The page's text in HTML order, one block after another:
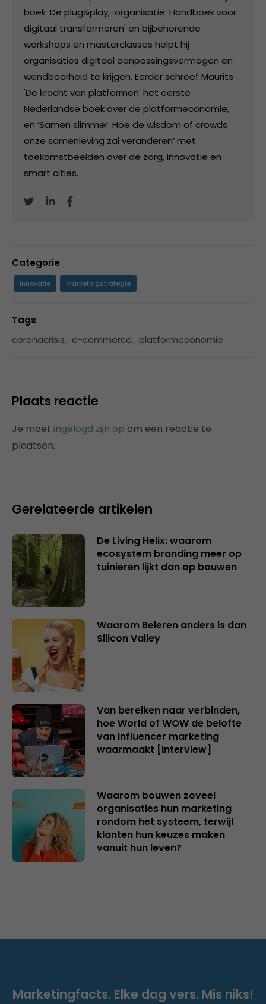
boek ‘De plug&play;-organisatie. Handboek voor
digitaal transformeren' en bijbehorende
workshops en masterclasses helpt hij
organisaties digitaal aanpassingsvermogen en
wendbaarheid te krijgen. Eerder schreef Maurits
'De kracht van platformen' het eerste
Nederlandse boek over de platformeconomie,
en ‘Samen slimmer. Hoe de wisdom of crowds
onze samenleving zal veranderen’ met
toekomstbeelden over de zorg, innovatie en
smart cities.
Categorie
Innovatie Marketingstrategie
Tags
coronacrisis, e-commerce, platformeconomie
Plaats reactie
Je moet ingelogd zijn op om een reactie te
plaatsen.
Gerelateerde artikelen
De Living Helix: waarom
ecosystem branding meer op
tuinieren lijkt dan op bouwen
Waarom Beieren anders is dan
Silicon Valley
Van bereiken naar verbinden,
hoe World of WOW de belofte
van influencer marketing
waarmaakt [interview]
Waarom bouwen zoveel
organisaties hun marketing
rondom het systeem, terwijl
klanten hun keuzes maken
vanuit hun leven?
Marketingfacts. Elke dag vers. Mis niks!